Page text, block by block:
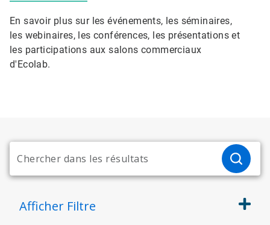
En savoir plus sur les événements, les séminaires,
les webinaires, les conférences, les présentations et
les participations aux salons commerciaux
d'Ecolab.
Afficher Filtre